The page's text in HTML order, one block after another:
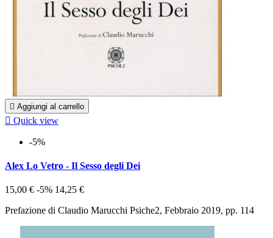
 Aggiungi al carrello
 Quick view
-5%
Alex Lo Vetro - Il Sesso degli Dei
15,00 € -5% 14,25 €
Prefazione di Claudio Marucchi Psiche2, Febbraio 2019, pp. 114